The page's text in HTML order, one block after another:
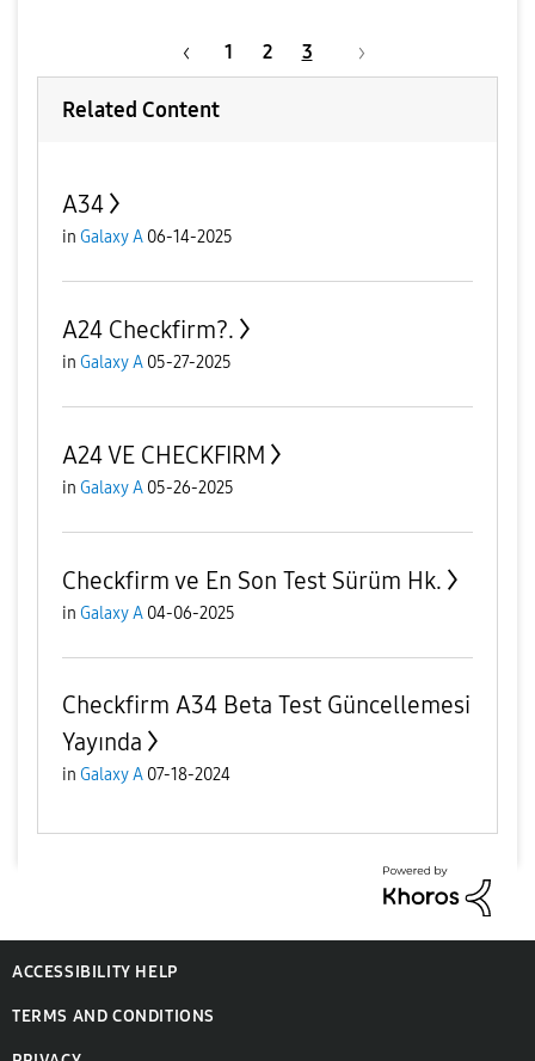
1 2 3
Related Content
A34
in Galaxy A 06-14-2025
A24 Checkfirm?.
in Galaxy A 05-27-2025
A24 VE CHECKFIRM
in Galaxy A 05-26-2025
Checkfirm ve En Son Test Sürüm Hk.
in Galaxy A 04-06-2025
Checkfirm A34 Beta Test Güncellemesi
Yayında
in Galaxy A 07-18-2024
ACCESSIBILITY HELP
TERMS AND CONDITIONS